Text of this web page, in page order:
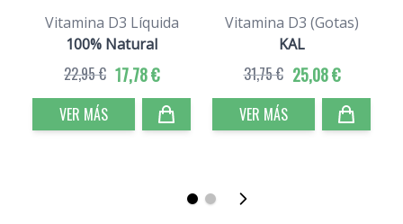
Vitamina D3 Líquida
100% Natural
17,78 €
22,95 €
VER MÁS
Vitamina D3 (Gotas)
KAL
25,08 €
31,75 €
VER MÁS